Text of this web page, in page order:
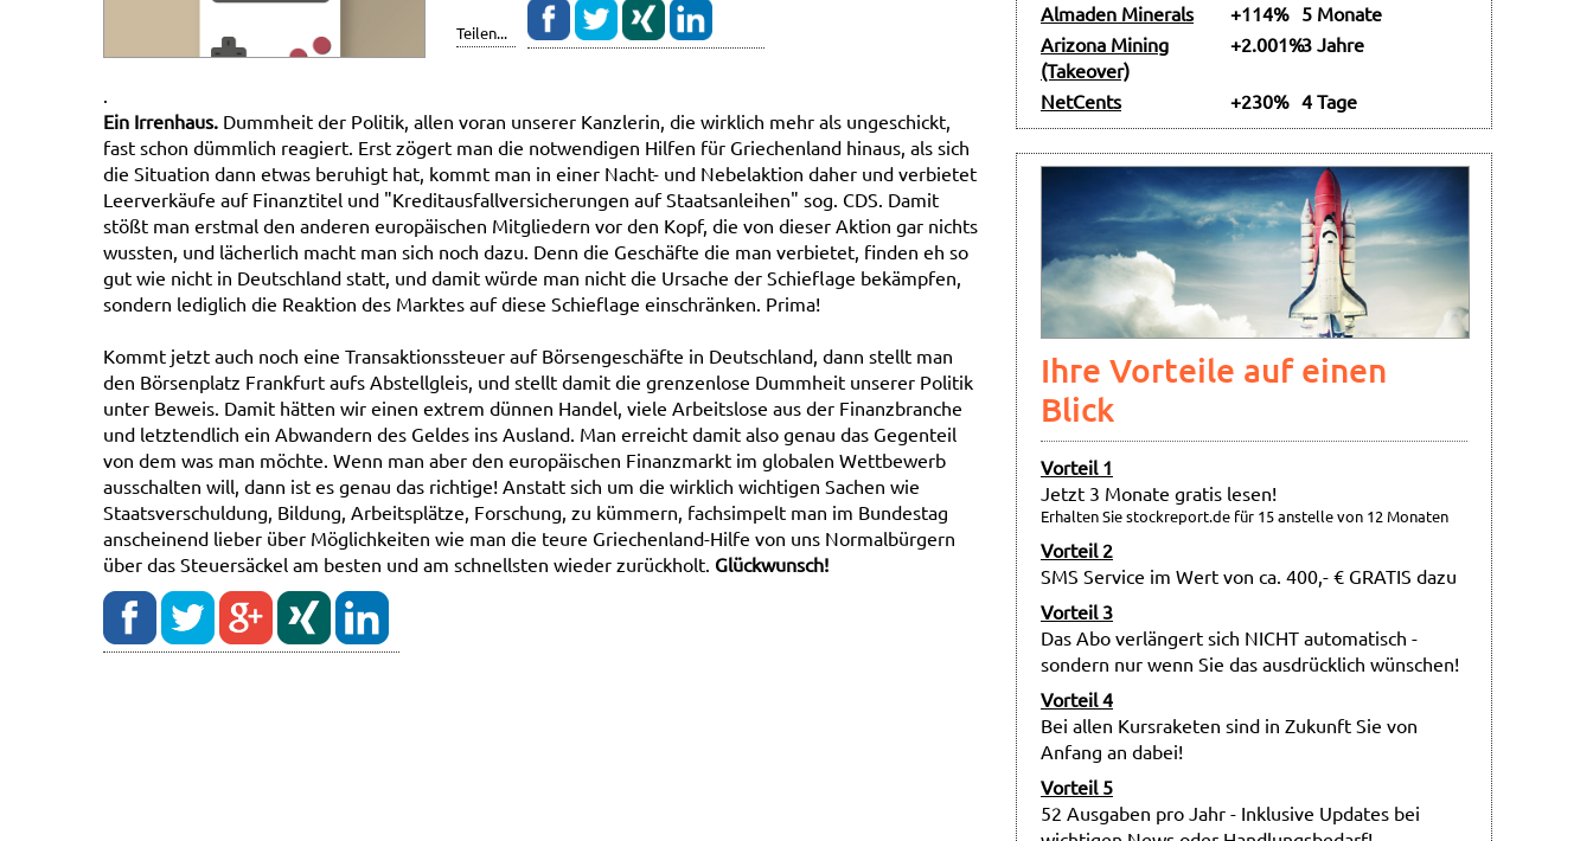
Teilen...
.
Ein Irrenhaus. Dummheit der Politik, allen voran unserer Kanzlerin, die wirklich mehr als ungeschickt,
fast schon dümmlich reagiert. Erst zögert man die notwendigen Hilfen für Griechenland hinaus, als sich
die Situation dann etwas beruhigt hat, kommt man in einer Nacht- und Nebelaktion daher und verbietet
Leerverkäufe auf Finanztitel und "Kreditausfallversicherungen auf Staatsanleihen" sog. CDS. Damit
stößt man erstmal den anderen europäischen Mitgliedern vor den Kopf, die von dieser Aktion gar nichts
wussten, und lächerlich macht man sich noch dazu. Denn die Geschäfte die man verbietet, finden eh so
gut wie nicht in Deutschland statt, und damit würde man nicht die Ursache der Schieflage bekämpfen,
sondern lediglich die Reaktion des Marktes auf diese Schieflage einschränken. Prima!
Kommt jetzt auch noch eine Transaktionssteuer auf Börsengeschäfte in Deutschland, dann stellt man
den Börsenplatz Frankfurt aufs Abstellgleis, und stellt damit die grenzenlose Dummheit unserer Politik
unter Beweis. Damit hätten wir einen extrem dünnen Handel, viele Arbeitslose aus der Finanzbranche
und letztendlich ein Abwandern des Geldes ins Ausland. Man erreicht damit also genau das Gegenteil
von dem was man möchte. Wenn man aber den europäischen Finanzmarkt im globalen Wettbewerb
ausschalten will, dann ist es genau das richtige! Anstatt sich um die wirklich wichtigen Sachen wie
Staatsverschuldung, Bildung, Arbeitsplätze, Forschung, zu kümmern, fachsimpelt man im Bundestag
anscheinend lieber über Möglichkeiten wie man die teure Griechenland-Hilfe von uns Normalbürgern
über das Steuersäckel am besten und am schnellsten wieder zurückholt. Glückwunsch!
Almaden Minerals
+114% 5 Monate
Arizona Mining
(Takeover)
+2.001%3 Jahre
NetCents +230% 4 Tage
Ihre Vorteile auf einen
Blick
Vorteil 1
Jetzt 3 Monate gratis lesen!
Erhalten Sie stockreport.de für 15 anstelle von 12 Monaten
Vorteil 2
SMS Service im Wert von ca. 400,- € GRATIS dazu
Vorteil 3
Das Abo verlängert sich NICHT automatisch -
sondern nur wenn Sie das ausdrücklich wünschen!
Vorteil 4
Bei allen Kursraketen sind in Zukunft Sie von
Anfang an dabei!
Vorteil 5
52 Ausgaben pro Jahr - Inklusive Updates bei